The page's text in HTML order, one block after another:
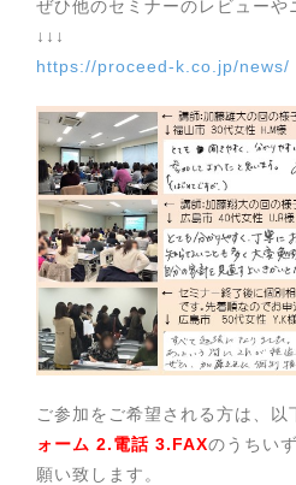
ぜひ他のセミナーのレビューや
↓↓↓
https://proceed-k.co.jp/news/
ご参加をご希望される方は、以
ォーム 2.電話 3.FAXのうちい
願い致します。